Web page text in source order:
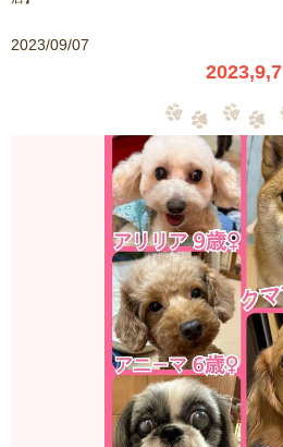
2023/09/07
2023,9,7